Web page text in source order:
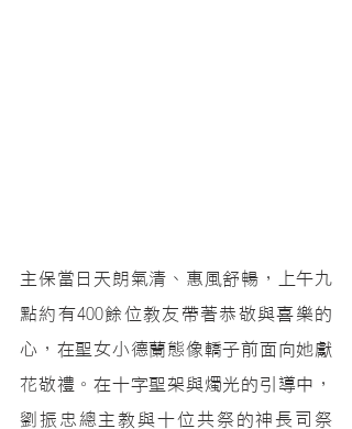
主保當日天朗氣清、惠風舒暢，上午九
點約有400餘位教友帶著恭敬與喜樂的
心，在聖女小德蘭態像轎子前面向她獻
花敬禮。在十字聖架與燭光的引導中，
劉振忠總主教與十位共祭的神長司祭